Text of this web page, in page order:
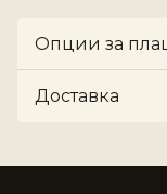
Опции за
Доставка